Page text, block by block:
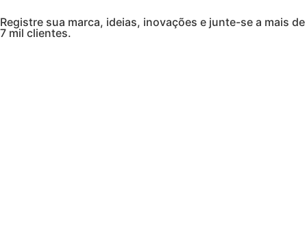
Registre sua marca, ideias, inovações e junte-se a mais de
7 mil clientes.